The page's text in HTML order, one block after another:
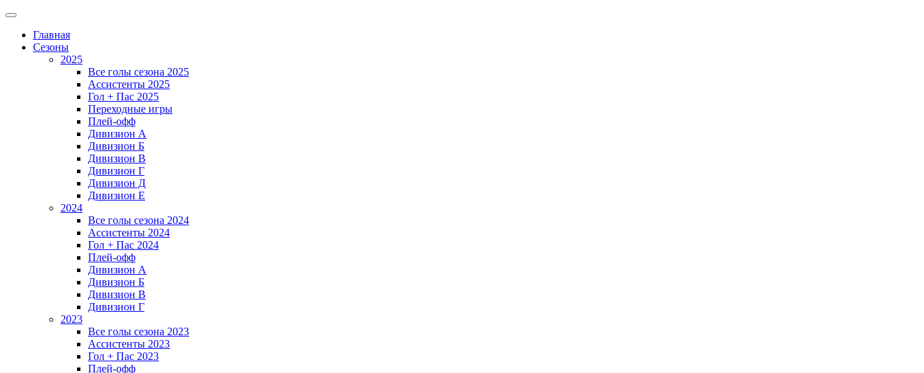
Главная
Сезоны
2025
Все голы сезона 2025
Ассистенты 2025
Гол + Пас 2025
Переходные игры
Плей-офф
Дивизион A
Дивизион Б
Дивизион В
Дивизион Г
Дивизион Д
Дивизион Е
2024
Все голы сезона 2024
Ассистенты 2024
Гол + Пас 2024
Плей-офф
Дивизион A
Дивизион Б
Дивизион В
Дивизион Г
2023
Все голы сезона 2023
Ассистенты 2023
Гол + Пас 2023
Плей-офф